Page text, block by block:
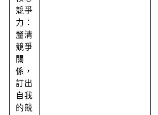
競爭
力：
釐清
競爭
關
係，
訂出
自我
的競